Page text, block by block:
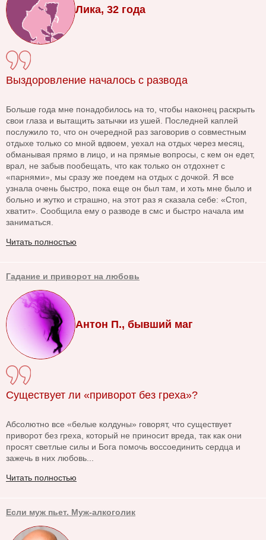
Лика, 32 года
Выздоровление началось с развода
Больше года мне понадобилось на то, чтобы наконец раскрыть
свои глаза и вытащить затычки из ушей. Последней каплей
послужило то, что он очередной раз заговорив о совместным
отдыхе только со мной вдвоем, уехал на отдых через месяц,
обманывая прямо в лицо, и на прямые вопросы, с кем он едет,
врал, не забыв пообещать, что как только он отдохнет с
«парнями», мы сразу же поедем на отдых с дочкой. Я все
узнала очень быстро, пока еще он был там, и хоть мне было и
больно и жутко и страшно, на этот раз я сказала себе: «Стоп,
хватит». Сообщила ему о разводе в смс и быстро начала им
заниматься.
Читать полностью
Гадание и приворот на любовь
Антон П., бывший маг
Существует ли «приворот без греха»?
Абсолютно все «белые колдуны» говорят, что существует
приворот без греха, который не приносит вреда, так как они
просят светлые силы и Бога помочь воссоединить сердца и
зажечь в них любовь...
Читать полностью
Если муж пьет. Муж-алкоголик